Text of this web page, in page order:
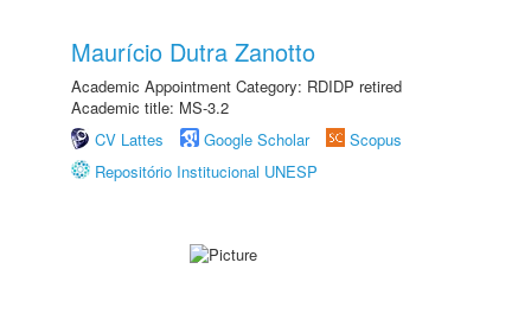
Maurício Dutra Zanotto
Academic Appointment Category: RDIDP retired
Academic title: MS-3.2
CV Lattes
Google Scholar
Scopus
Repositório Institucional UNESP